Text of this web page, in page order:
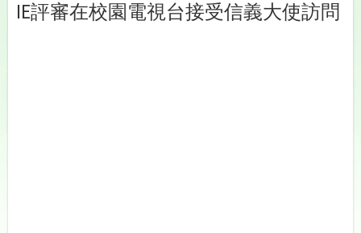
IE評審在校園電視台接受信義大使訪問